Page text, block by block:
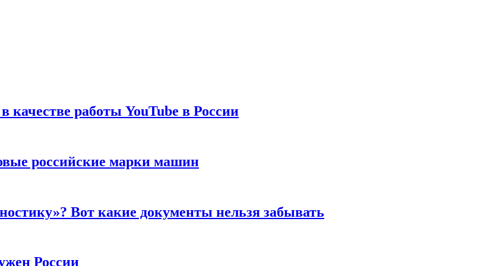
качестве работы YouTube в России
российские марки машин
Вот какие документы нельзя забывать
России